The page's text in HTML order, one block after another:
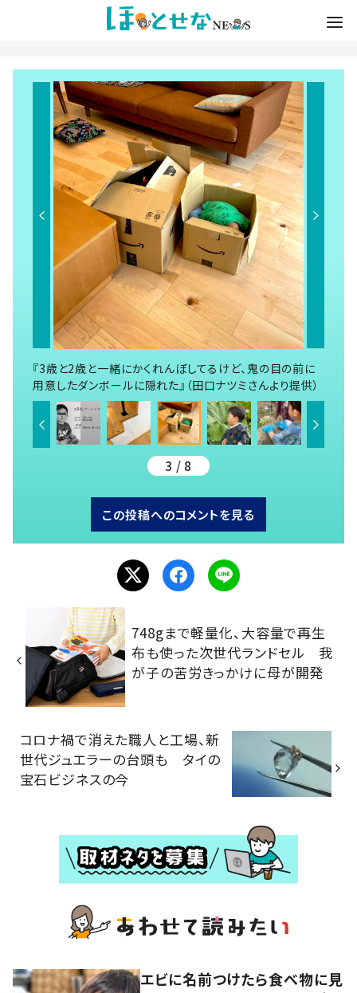
『3歳と2歳と一緒にかくれんぼしてるけど、鬼の目の前に
用意したダンボールに隠れた』（田口ナツミさんより提供）
3 / 8
この投稿へのコメントを見る
748gまで軽量化、大容量で再生
布も使った次世代ランドセル 我
が子の苦労きっかけに母が開発
コロナ禍で消えた職人と工場、新
世代ジュエラーの台頭も タイの
宝石ビジネスの今
エビに名前つけたら食べ物に見